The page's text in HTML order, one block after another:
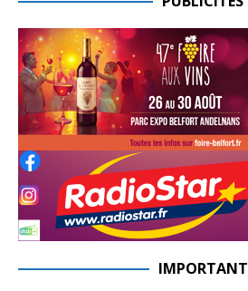
IMPORTANT